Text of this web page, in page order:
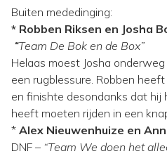
Buiten mededinging:
* Robben Riksen en Josha
“Team De Bok en de Box”
Helaas moest Josha
een rugblessure. Robben
en finishte desondanks dat hij
heeft moeten rijden in een
* Alex Nieuwenhuize en
DNF – “Team We doen het